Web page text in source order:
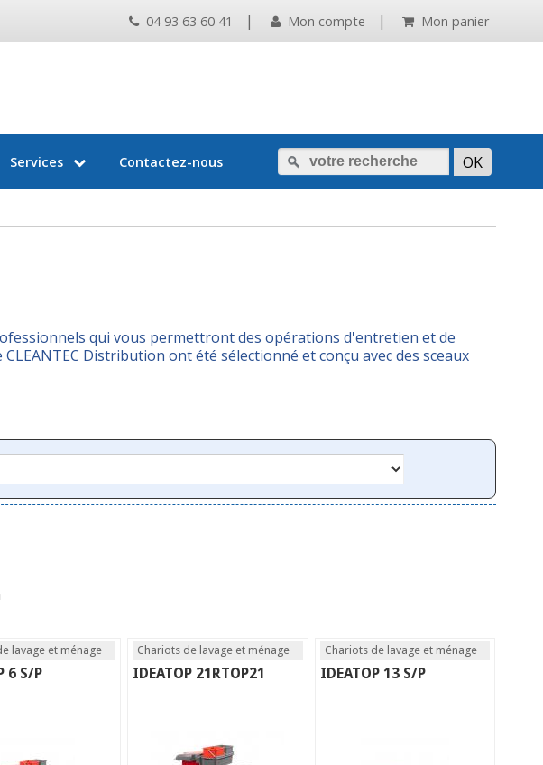
04 93 63 60 41 | Mon compte | Mon panier
Services Contactez-nous
qui vous permettront des opérations d'entretien et de
Distribution ont été sélectionné et conçu avec des sceaux
lavage et ménage
6 S/P
Chariots de lavage et ménage
IDEATOP 21RTOP21
Chariots de lavage et ménage
IDEATOP 13 S/P